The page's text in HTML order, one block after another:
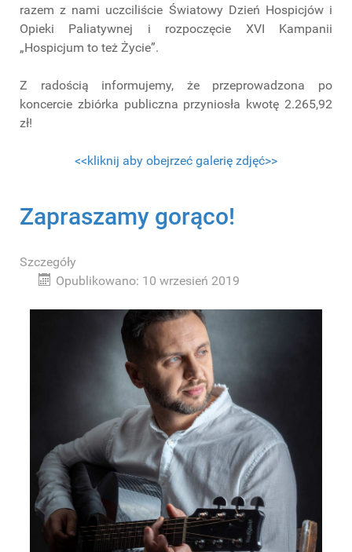
razem z nami uczciliście Światowy Dzień Hospicjów i
Opieki Paliatywnej i rozpoczęcie XVI Kampanii
„Hospicjum to też Życie”.
Z radością informujemy, że przeprowadzona po
koncercie zbiórka publiczna przyniosła kwotę 2.265,92
zł!
<<kliknij aby obejrzeć galerię zdjęć>>
Zapraszamy gorąco!
Szczegóły
Opublikowano: 10 wrzesień 2019